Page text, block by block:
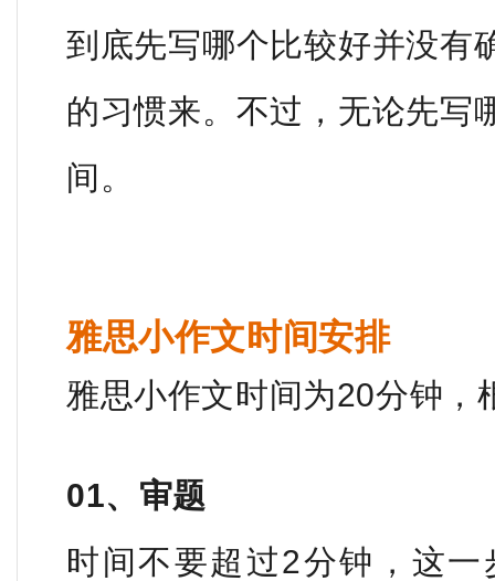
到底先写哪个比较好并没有
的习惯来。不过，无论先写
间。
雅思小作文时间安排
雅思小作文时间为20分钟，
01、审题
时间不要超过2分钟，这